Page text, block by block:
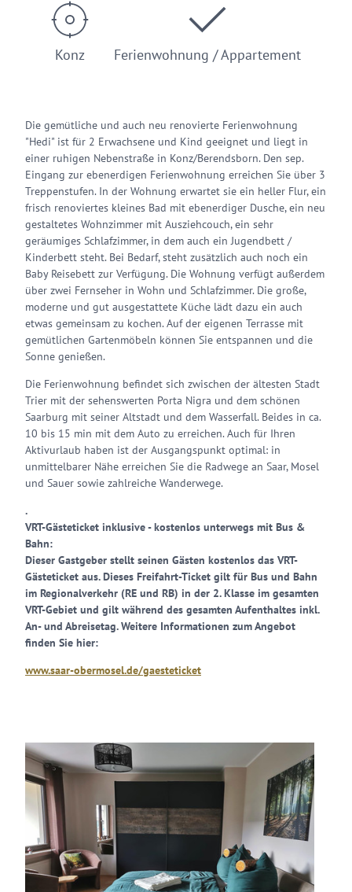
Konz Ferienwohnung / Appartement
Die gemütliche und auch neu renovierte Ferienwohnung
"Hedi" ist für 2 Erwachsene und Kind geeignet und liegt in
einer ruhigen Nebenstraße in Konz/Berendsborn. Den sep.
Eingang zur ebenerdigen Ferienwohnung erreichen Sie über 3
Treppenstufen. In der Wohnung erwartet sie ein heller Flur, ein
frisch renoviertes kleines Bad mit ebenerdiger Dusche, ein neu
gestaltetes Wohnzimmer mit Ausziehcouch, ein sehr
geräumiges Schlafzimmer, in dem auch ein Jugendbett /
Kinderbett steht. Bei Bedarf, steht zusätzlich auch noch ein
Baby Reisebett zur Verfügung. Die Wohnung verfügt außerdem
über zwei Fernseher in Wohn und Schlafzimmer. Die große,
moderne und gut ausgestattete Küche lädt dazu ein auch
etwas gemeinsam zu kochen. Auf der eigenen Terrasse mit
gemütlichen Gartenmöbeln können Sie entspannen und die
Sonne genießen.
Die Ferienwohnung befindet sich zwischen der ältesten Stadt
Trier mit der sehenswerten Porta Nigra und dem schönen
Saarburg mit seiner Altstadt und dem Wasserfall. Beides in ca.
10 bis 15 min mit dem Auto zu erreichen. Auch für Ihren
Aktivurlaub haben ist der Ausgangspunkt optimal: in
unmittelbarer Nähe erreichen Sie die Radwege an Saar, Mosel
und Sauer sowie zahlreiche Wanderwege.
.
VRT-Gästeticket inklusive - kostenlos unterwegs mit Bus &
Bahn:
Dieser Gastgeber stellt seinen Gästen kostenlos das VRT-
Gästeticket aus. Dieses Freifahrt-Ticket gilt für Bus und Bahn
im Regionalverkehr (RE und RB) in der 2. Klasse im gesamten
VRT-Gebiet und gilt während des gesamten Aufenthaltes inkl.
An- und Abreisetag. Weitere Informationen zum Angebot
finden Sie hier:
www.saar-obermosel.de/gaesteticket